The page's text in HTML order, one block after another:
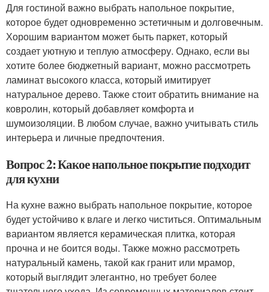
Для гостиной важно выбрать напольное покрытие,
которое будет одновременно эстетичным и долговечным.
Хорошим вариантом может быть паркет, который
создает уютную и теплую атмосферу. Однако, если вы
хотите более бюджетный вариант, можно рассмотреть
ламинат высокого класса, который имитирует
натуральное дерево. Также стоит обратить внимание на
ковролин, который добавляет комфорта и
шумоизоляции. В любом случае, важно учитывать стиль
интерьера и личные предпочтения.
Вопрос 2: Какое напольное покрытие подходит
для кухни
На кухне важно выбрать напольное покрытие, которое
будет устойчиво к влаге и легко чиститься. Оптимальным
вариантом является керамическая плитка, которая
прочна и не боится воды. Также можно рассмотреть
натуральный камень, такой как гранит или мрамор,
который выглядит элегантно, но требует более